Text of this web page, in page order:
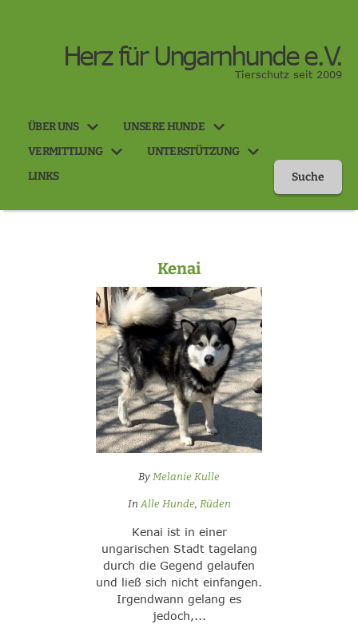
Herz für Ungarnhunde e.V.
Tierschutz seit 2009
ÜBER UNS
UNSERE HUNDE
VERMITTLUNG
UNTERSTÜTZUNG
LINKS
Suche
Kenai
By Melanie Kulle
InAlle Hunde, Rüden
Kenai ist in einer
ungarischen Stadt tagelang
durch die Gegend gelaufen
und ließ sich nicht einfangen.
Irgendwann gelang es
jedoch,...